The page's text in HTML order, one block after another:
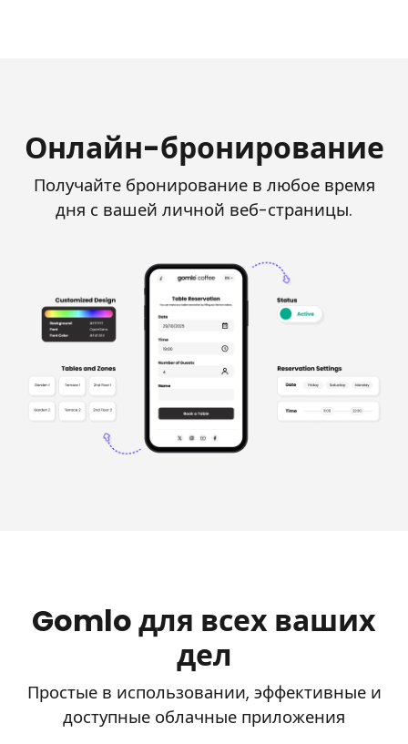
Онлайн-бронирование
Получайте бронирование в любое время
дня с вашей личной веб-страницы.
Gomlo для всех ваших
дел
Простые в использовании, эффективные и
доступные облачные приложения